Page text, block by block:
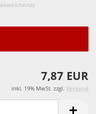
7,87 EUR
inkl. 19% MwSt. zzgl. Versand